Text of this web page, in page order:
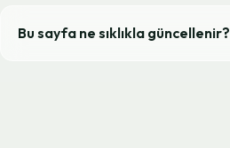
Bu sayfa ne sıklıkla güncellenir?